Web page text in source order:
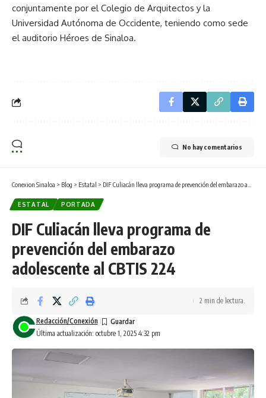
conjuntamente por el Colegio de Arquitectos y la
Universidad Autónoma de Occidente, teniendo como sede
el auditorio Héroes de Sinaloa.
No hay comentarios
Conexion Sinaloa > Blog > Estatal > DIF Culiacán lleva programa de prevención del embarazo adolescente al CBTIS 224
ESTATAL PORTADA
DIF Culiacán lleva programa de
prevención del embarazo
adolescente al CBTIS 224
Última actualización: octubre 1, 2025 4:32 pm
Redacción/Conexión
2 min de lectura.